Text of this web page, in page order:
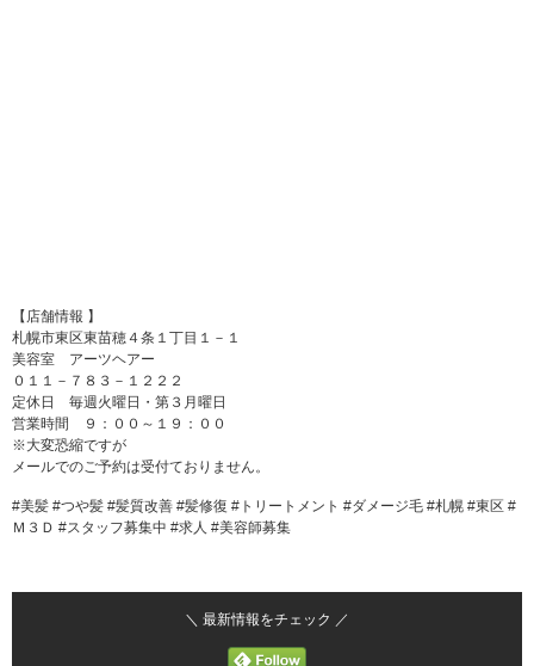
【店舗情報 】
札幌市東区東苗穂４条１丁目１－１
美容室 アーツヘアー
０１１－７８３－１２２２
定休日 毎週火曜日・第３月曜日
営業時間 ９：００～１９：００
※大変恐縮ですが
メールでのご予約は受付ておりません。
#美髪 #つや髪 #髪質改善 #髪修復 #トリートメント #ダメージ毛 #札幌 #東区 #
Ｍ３Ｄ #スタッフ募集中 #求人 #美容師募集
＼ 最新情報をチェック ／